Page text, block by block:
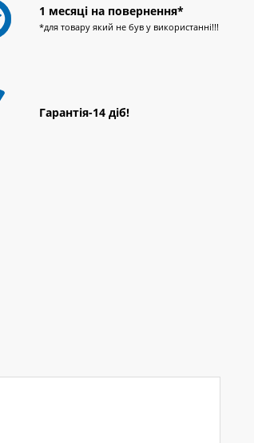
1 месяці на повернення*
*для товару який не був у використанні!!!
Гарантія-14 діб!